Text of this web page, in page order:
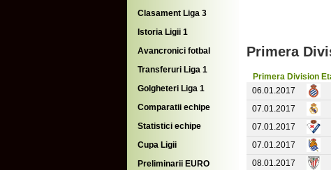
Clasament Liga 3
Istoria Ligii 1
Avancronici fotbal
Transferuri Liga 1
Golgheteri Liga 1
Comparatii echipe
Statistici echipe
Cupa Ligii
Preliminarii EURO
Primera
Primera Division
06.01.2017
07.01.2017
07.01.2017
07.01.2017
08.01.2017